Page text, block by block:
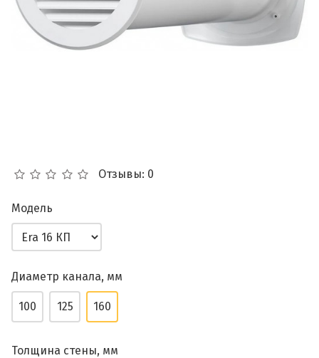
Отзывы: 0
Модель
Диаметр канала, мм
100 125 160
Толщина стены, мм